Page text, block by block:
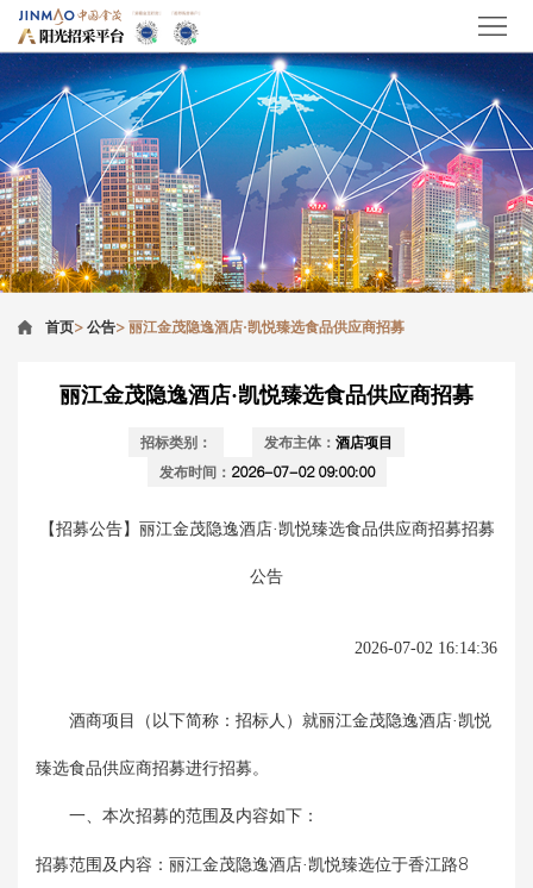
首页>公告>丽江金茂隐逸酒店·凯悦臻选食品供应商招募
丽江金茂隐逸酒店·凯悦臻选食品供应商招募
招标类别： 发布主体： 酒店项目
发布时间： 2026-07-02 09:00:00
【招募公告】 丽江金茂隐逸酒店·凯悦臻选食品供应商招募招募
公告
2026-07-02 16:14:36
酒商项目（以下简称：招标人）就丽江金茂隐逸酒店·凯悦
臻选食品供应商招募进行招募。
一、本次招募的范围及内容如下：
招募范围及内容： 丽江金茂隐逸酒店·凯悦臻选位于香江路8